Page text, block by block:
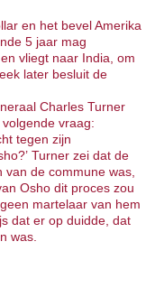
en het bevel Amerika
5 jaar mag
vliegt naar India, om
later besluit de
Charles Turner
vraag:
tegen zijn
Turner zei dat de
de commune was,
Osho dit proces zou
martelaar van hem
dat er op duidde, dat
was.